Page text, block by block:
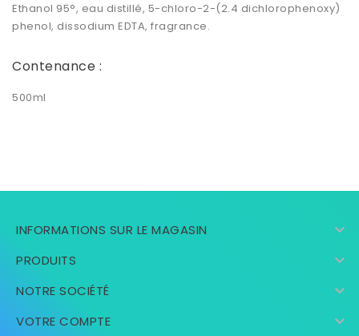
Ethanol 95°, eau distillé, 5-chloro-2-(2.4 dichlorophenoxy)
phenol, dissodium EDTA, fragrance.
Contenance :
500ml
INFORMATIONS SUR LE MAGASIN 
PRODUITS 
NOTRE SOCIÉTÉ 
VOTRE COMPTE 